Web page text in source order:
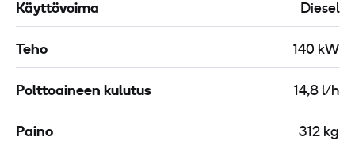
Käyttövoima Diesel
Teho 140 kW
Polttoaineen kulutus 14,8 l/h
Paino 312 kg